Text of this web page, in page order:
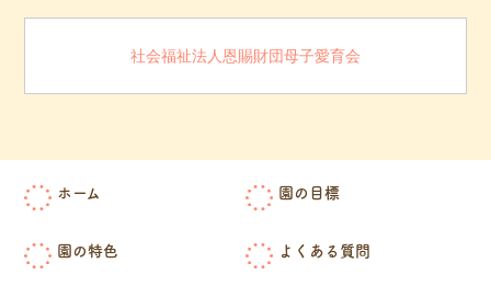
社会福祉法人恩賜財団母子愛育会
ホーム 園の目標
園の特色 よくある質問